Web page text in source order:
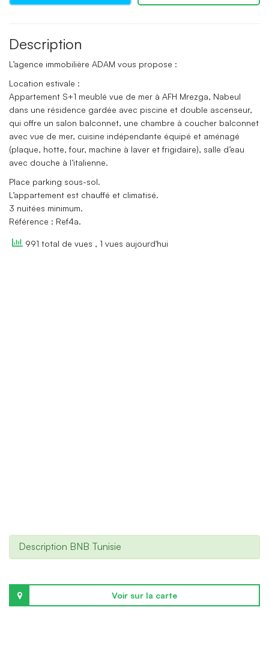
Description
L’agence immobilière ADAM vous propose :
Location estivale :
Appartement S+1 meublé vue de mer à AFH Mrezga, Nabeul
dans une résidence gardée avec piscine et double ascenseur,
qui offre un salon balconnet, une chambre à coucher balconnet
avec vue de mer, cuisine indépendante équipé et aménagé
(plaque, hotte, four, machine à laver et frigidaire), salle d’eau
avec douche à l’italienne.
Place parking sous-sol.
L’appartement est chauffé et climatisé.
3 nuitées minimum.
Référence : Ref4a.
991 total de vues , 1 vues aujourd'hui
Description BNB Tunisie
Voir sur la carte